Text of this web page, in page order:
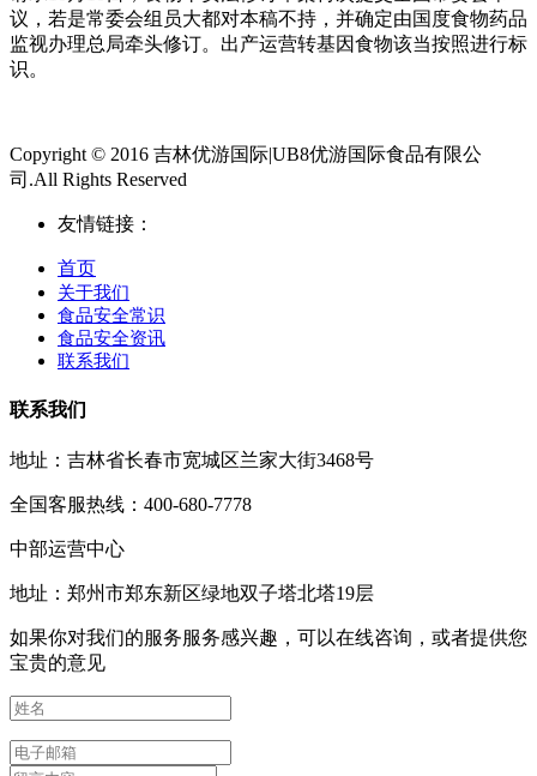
议，若是常委会组员大都对本稿不持，并确定由国度食物药品
监视办理总局牵头修订。出产运营转基因食物该当按照进行标
识。
Copyright © 2016 吉林优游国际|UB8优游国际食品有限公
司.All Rights Reserved
友情链接：
首页
关于我们
食品安全常识
食品安全资讯
联系我们
联系我们
地址：吉林省长春市宽城区兰家大街3468号
全国客服热线：400-680-7778
中部运营中心
地址：郑州市郑东新区绿地双子塔北塔19层
如果你对我们的服务服务感兴趣，可以在线咨询，或者提供您
宝贵的意见